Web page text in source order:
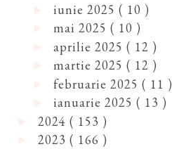
iunie 2025 ( 10 )
mai 2025 ( 10 )
aprilie 2025 ( 12 )
martie 2025 ( 12 )
februarie 2025 ( 11 )
ianuarie 2025 ( 13 )
2024 ( 153 )
2023 ( 166 )